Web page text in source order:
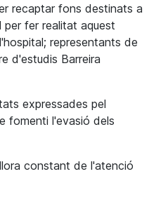
recaptar fons destinats a
fer realitat aquest
representants de
d'estudis Barreira
expressades pel
fomenti l'evasió dels
constant de l'atenció